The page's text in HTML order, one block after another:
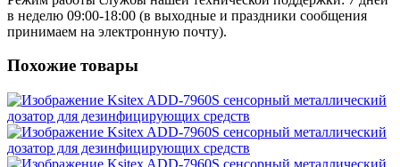
в неделю 09:00-18:00 (в выходные и праздники сообщения
принимаем на электронную почту).
Похожие товары